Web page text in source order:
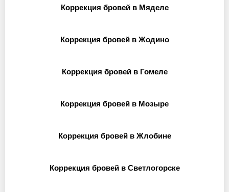
Коррекция бровей в Мяделе
Коррекция бровей в Жодино
Коррекция бровей в Гомеле
Коррекция бровей в Мозыре
Коррекция бровей в Жлобине
Коррекция бровей в Светлогорске